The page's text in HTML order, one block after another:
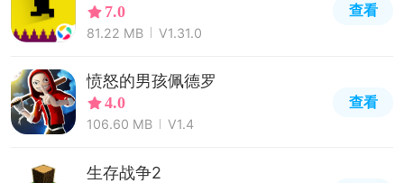
7.0
81.22 MB V1.31.0
查看
愤怒的男孩佩德罗
4.0
106.60 MB V1.4
查看
生存战争2